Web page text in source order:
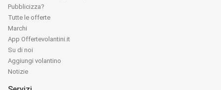
Pubblicizza?
Tutte le offerte
Marchi
App Offertevolantini.it
Su di noi
Aggiungi volantino
Notizie